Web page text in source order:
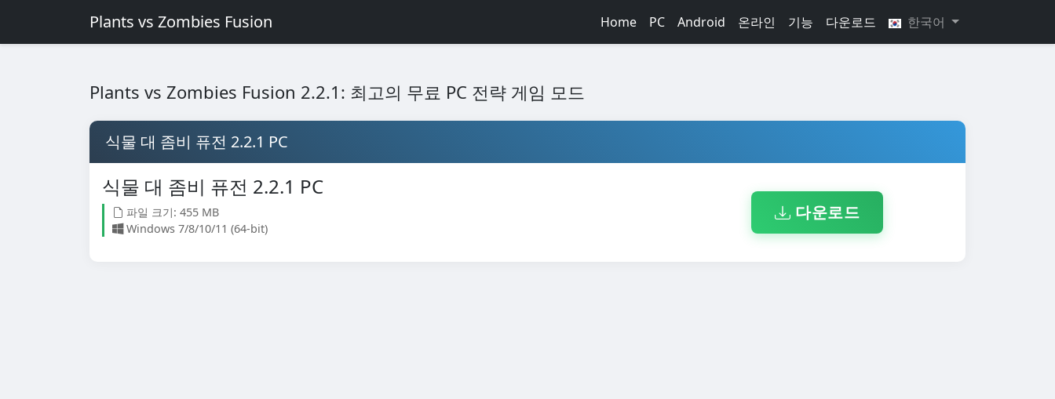
Plants vs Zombies Fusion Home PC Android 온라인 기능 다운로드 한국어
Plants vs Zombies Fusion 2.2.1: 최고의 무료 PC 전략 게임 모드
식물 대 좀비 퓨전 2.2.1 PC
식물 대 좀비 퓨전 2.2.1 PC
파일 크기: 455 MB
Windows 7/8/10/11 (64-bit)
다운로드